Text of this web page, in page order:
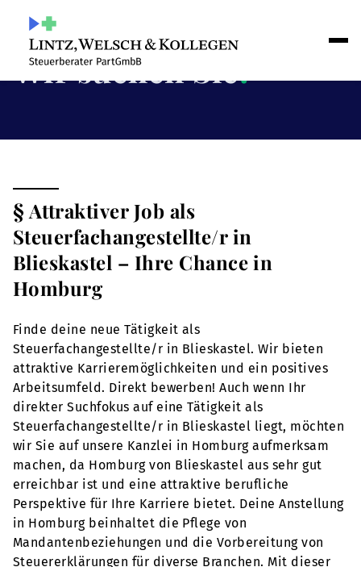
Wir suchen Sie!
§ Attraktiver Job als
Steuerfachangestellte/r in
Blieskastel – Ihre Chance in
Homburg
Finde deine neue Tätigkeit als
Steuerfachangestellte/r in Blieskastel. Wir bieten
attraktive Karrieremöglichkeiten und ein positives
Arbeitsumfeld. Direkt bewerben! Auch wenn Ihr
direkter Suchfokus auf eine Tätigkeit als
Steuerfachangestellte/r in Blieskastel liegt, möchten
wir Sie auf unsere Kanzlei in Homburg aufmerksam
machen, da Homburg von Blieskastel aus sehr gut
erreichbar ist und eine attraktive berufliche
Perspektive für Ihre Karriere bietet. Deine Anstellung
in Homburg beinhaltet die Pflege von
Mandantenbeziehungen und die Vorbereitung von
Steuererklärungen für diverse Branchen. Mit dieser